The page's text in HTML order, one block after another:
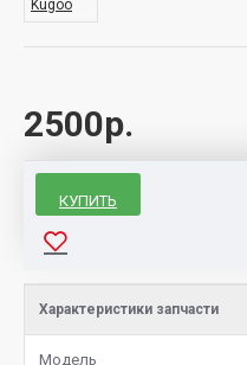
2500р.
Kugoo
КУПИТЬ
Характеристики запчасти
Модель